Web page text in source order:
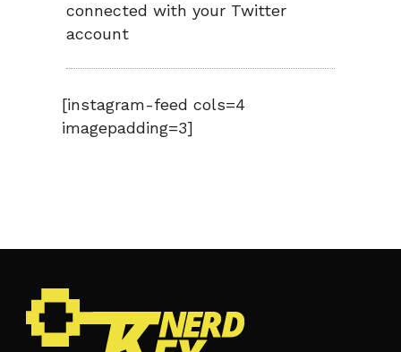
connected with your Twitter
account
[instagram-feed cols=4
imagepadding=3]